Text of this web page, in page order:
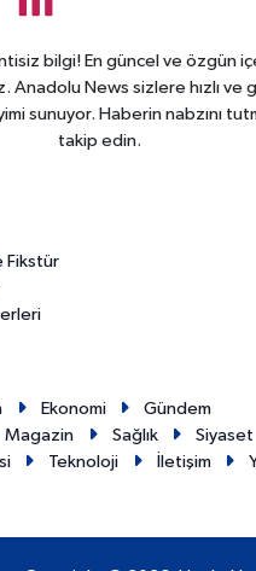
bilgi! En güncel ve özgün
Anadolu News sizlere hızlı ve
sunuyor. Haberin nabzını
takip edin.
Fikstür
Ekonomi
Gündem
Magazin Sağlık Siyaset
Teknoloji İletişim